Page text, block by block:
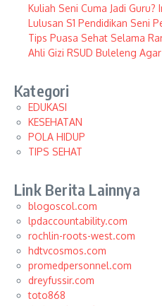
Kuliah Seni Cuma Jadi
Lulusan S1 Pendidikan Seni
Tips Puasa Sehat Selama
Ahli Gizi RSUD Buleleng
Kategori
EDUKASI
KESEHATAN
POLA HIDUP
TIPS SEHAT
Link Berita Lainnya
blogoscol.com
lpdaccountability.com
rochlin-roots-west.com
hdtvcosmos.com
promedpersonnel.com
dreyfussir.com
toto868